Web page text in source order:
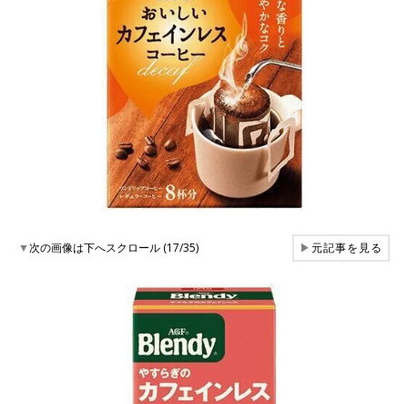
▼次の画像は下へスクロール (17/35) ▶元記事を見る